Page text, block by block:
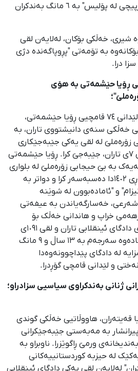
گشتیی بەندیخانە" و "سەرپیچی لە پۆلیس" بە ٦ مانگ بەندکران
١٤٠٣؛ سروە شیری، خەڵکی بۆکان، لەلایەن لقی
دادگای کەیفەری ٢ی بۆکانەوە بە تۆمەتی "پڕوپاگەندە دژی
ڕۆیا حێشمەتی بە هۆی
١٦ی بەفرانباری ١٤٠٢؛ سزای لێدانی ٧٤ قامچیی ڕۆیا حێشمەتی،
خەڵكی سنەی دانیشتووی تاران، بە
زۆرەملێ لە لقی یەکی جێبەجێکاری
سزاکانی دادسەرای ناوچەی ٧ی تاران، جێبەجێ کرا. ڕۆیا حێشمەتی
بە بێ حیجابی زۆرەملێ لە بلواری
کشاوەرزی تاران لە بانەمەڕی ١٤٠٢دا دەسبەسەر کرا و دواتر بە
و "ئامادەبوون لە شوێنە
خەسارگەیاندن بە عیفەتی
خراپ و هاندانی خەڵک بۆ
گەندەڵی" لەلایەن لقی ٢٦ی دادگای ئینقلابی تاران و لقی ١٠٩١ی
کۆمەڵگەی دادوەریی ئێرشادەوە سەرجەم بە ١٣ ساڵ و ٩ مانگ
لە دادگای پێداچوونەوەدا
و لێدانی قامچی گۆڕدرا.
ژنانی بەندکراوی سیاسیی سزادراو؛
١٤٠٣؛ سورەیا قەیتەران، هاووڵاتیی خەڵکی گوندی
بە مەبەستی جێبەجێکرانی
بەندیخانەی ورمێ ڕاگوێزرا. ناوبراو بە
لە حیزبە کوردستانییەکانی
لەلایەن لقی یەکی دادگای ئینقلابی